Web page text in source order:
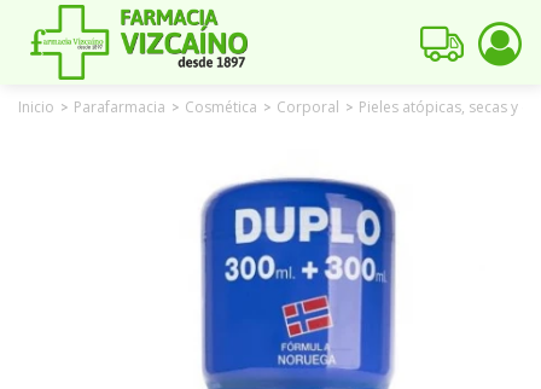
Inicio > Parafarmacia > Cosmética > Corporal > Pieles atópicas, secas y